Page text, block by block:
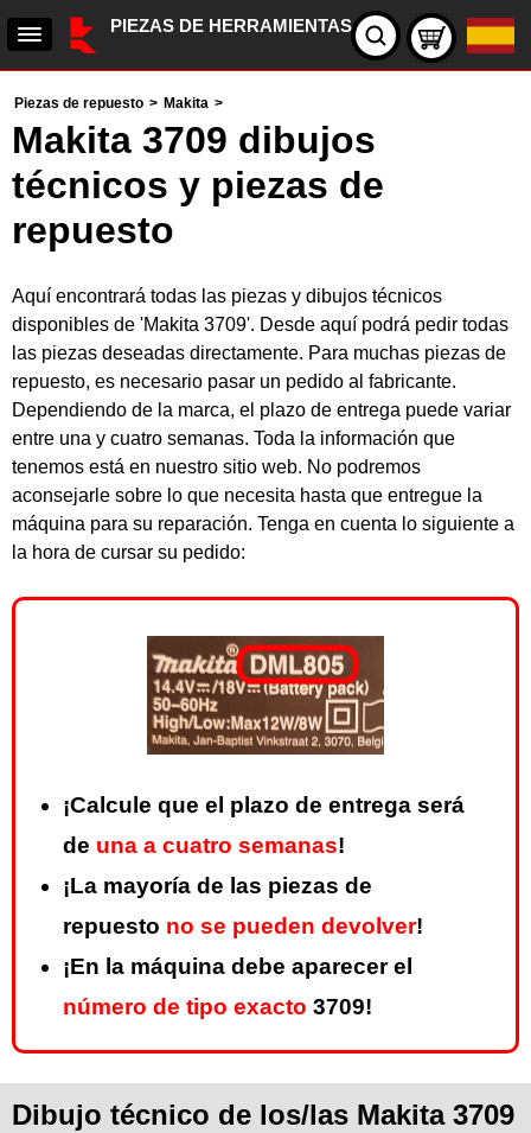
PIEZAS DE HERRAMIENTAS
Piezas de repuesto > Makita >
Makita 3709 dibujos
técnicos y piezas de
repuesto
Aquí encontrará todas las piezas y dibujos técnicos
disponibles de 'Makita 3709'. Desde aquí podrá pedir todas
las piezas deseadas directamente. Para muchas piezas de
repuesto, es necesario pasar un pedido al fabricante.
Dependiendo de la marca, el plazo de entrega puede variar
entre una y cuatro semanas. Toda la información que
tenemos está en nuestro sitio web. No podremos
aconsejarle sobre lo que necesita hasta que entregue la
máquina para su reparación. Tenga en cuenta lo siguiente a
la hora de cursar su pedido:
¡Calcule que el plazo de entrega será
de una a cuatro semanas!
¡La mayoría de las piezas de
repuesto no se pueden devolver!
¡En la máquina debe aparecer el
número de tipo exacto 3709!
Dibujo técnico de los/las Makita 3709